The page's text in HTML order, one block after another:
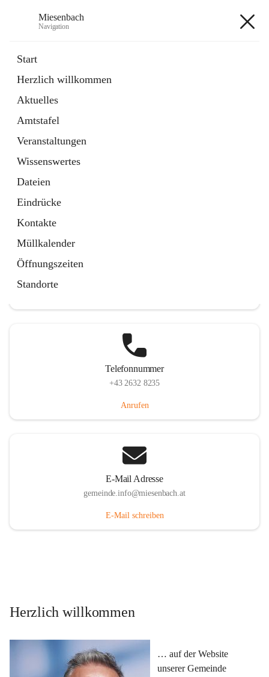
Miesenbach
Navigation
Start
Herzlich willkommen
Aktuelles
Amtstafel
Veranstaltungen
Wissenswertes
Dateien
Eindrücke
Kontakte
Müllkalender
Öffnungszeiten
Standorte
Externe Webseite
in
Tab
Region Schneebergland
Externe Webseite
öffnet
in
neuem
Tab
Telefonnummer
+43 2632 8235
Anrufen
E-Mail Adresse
gemeinde.info@miesenbach.at
E-Mail schreiben
Herzlich willkommen
… auf der Website
unserer Gemeinde